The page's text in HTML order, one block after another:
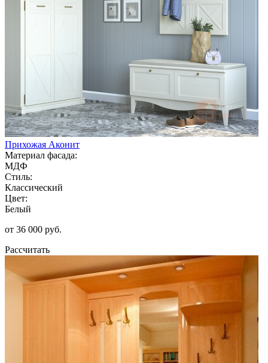
Прихожая Аконит
Материал фасада:
МДФ
Стиль:
Классический
Цвет:
Белый
от 36 000 руб.
Рассчитать